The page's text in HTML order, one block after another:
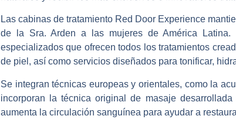
Las cabinas de tratamiento Red Door Experience
de la Sra. Arden a las mujeres de América Latina.
especializados que ofrecen todos los tratamientos
de piel, así como servicios diseñados para tonificar,
Se integran técnicas europeas y orientales, como la
incorporan la técnica original de masaje
aumenta la circulación sanguínea para ayudar a